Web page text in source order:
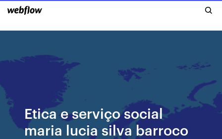
Etica e serviço social
maria lucia silva barroco